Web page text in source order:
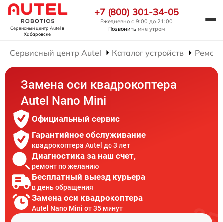
Сервисный центр Autelв
Хабаровске
+7 (800) 301-34-05
Ежедневно с 9:00 до 21:00
Позвонить мне утром
Сервисный центр Autel Каталог устройств
Замена оси квадрокоптера
Autel Nano Mini
Официальный сервис
Гарантийное обслуживание
квадрокоптера Autel до 3 лет
Диагностика за наш счет,
ремонт по желанию
Бесплатный выезд курьера
в день обращения
Замена оси квадрокоптера
Autel Nano Mini от 35 минут